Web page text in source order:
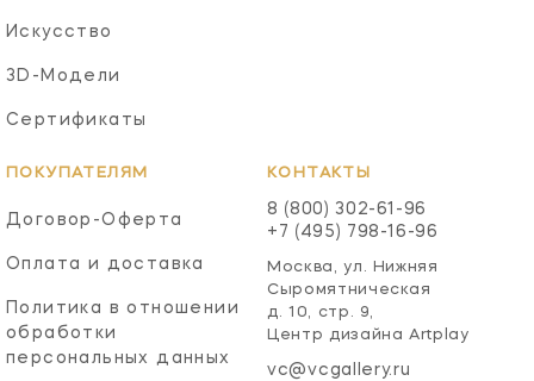
Искусство
3D-Модели
Сертификаты
ПОКУПАТЕЛЯМ
Договор-Оферта
Оплата и доставка
Политика в отношении
обработки
персональных данных
КОНТАКТЫ
8 (800) 302-61-96
+7 (495) 798-16-96
Москва, ул. Нижняя
Сыромятническая
д. 10, стр. 9,
Центр дизайна Artplay
vc@vcgallery.ru